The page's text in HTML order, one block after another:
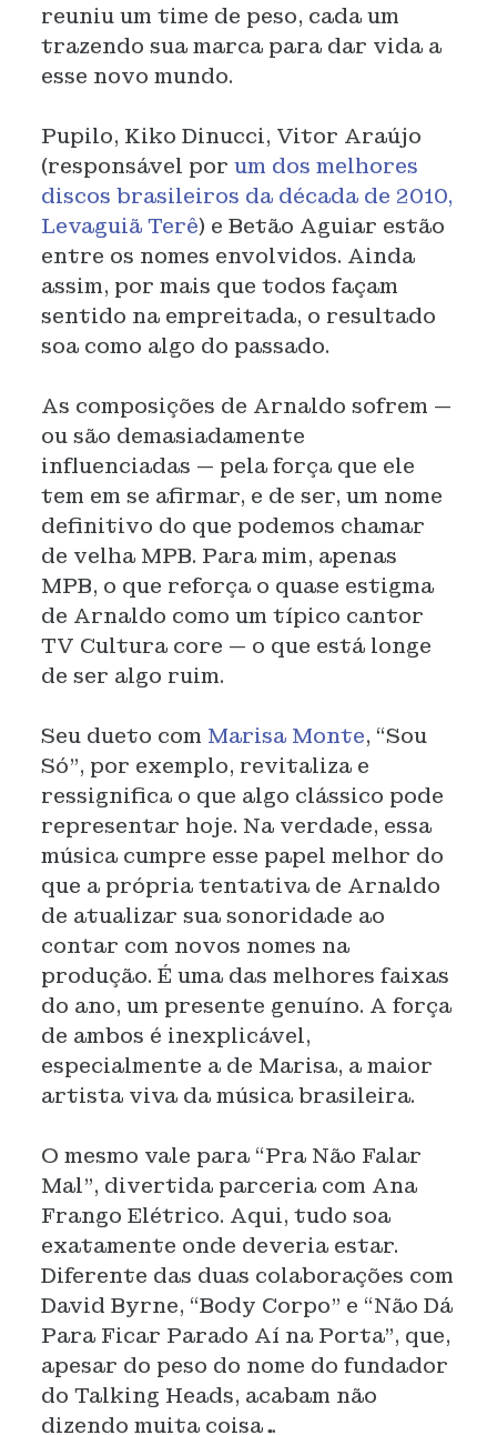
reuniu um time de peso, cada um
trazendo sua marca para dar vida a
esse novo mundo.
Pupilo, Kiko Dinucci, Vitor Araújo
(responsável por um dos melhores
discos brasileiros da década de 2010,
Levaguiã Terê) e Betão Aguiar estão
entre os nomes envolvidos. Ainda
assim, por mais que todos façam
sentido na empreitada, o resultado
soa como algo do passado.
As composições de Arnaldo sofrem —
ou são demasiadamente
influenciadas — pela força que ele
tem em se afirmar, e de ser, um nome
definitivo do que podemos chamar
de velha MPB. Para mim, apenas
MPB, o que reforça o quase estigma
de Arnaldo como um típico cantor
TV Cultura core — o que está longe
de ser algo ruim.
Seu dueto com Marisa Monte, “Sou
Só”, por exemplo, revitaliza e
ressignifica o que algo clássico pode
representar hoje. Na verdade, essa
música cumpre esse papel melhor do
que a própria tentativa de Arnaldo
de atualizar sua sonoridade ao
contar com novos nomes na
produção. É uma das melhores faixas
do ano, um presente genuíno. A força
de ambos é inexplicável,
especialmente a de Marisa, a maior
artista viva da música brasileira.
O mesmo vale para “Pra Não Falar
Mal”, divertida parceria com Ana
Frango Elétrico. Aqui, tudo soa
exatamente onde deveria estar.
Diferente das duas colaborações com
David Byrne, “Body Corpo” e “Não Dá
Para Ficar Parado Aí na Porta”, que,
apesar do peso do nome do fundador
do Talking Heads, acabam não
dizendo muita coisa…